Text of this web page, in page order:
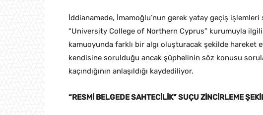
İddianamede, İmamoğlu’nun gerek yatay geçiş
“University College of Northern Cyprus” kurumuyla
kamuoyunda farklı bir algı oluşturacak şekilde hareket
kendisine sorulduğu ancak şüphelinin söz konusu
kaçındığının anlaşıldığı kaydediliyor.
“RESMİ BELGEDE SAHTECİLİK” SUÇU ZİNCİRLEME